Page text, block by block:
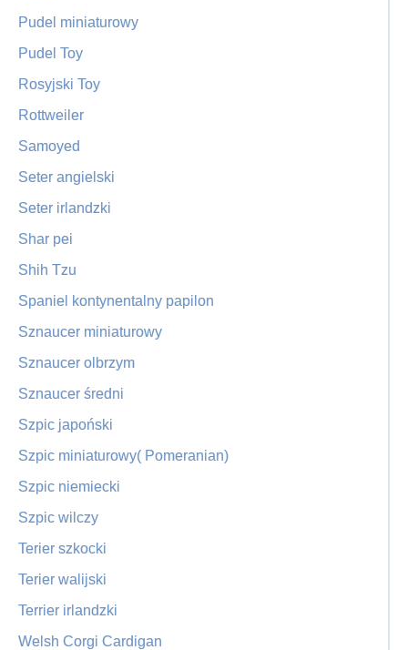
Pudel miniaturowy
Pudel Toy
Rosyjski Toy
Rottweiler
Samoyed
Seter angielski
Seter irlandzki
Shar pei
Shih Tzu
Spaniel kontynentalny papilon
Sznaucer miniaturowy
Sznaucer olbrzym
Sznaucer średni
Szpic japoński
Szpic miniaturowy( Pomeranian)
Szpic niemiecki
Szpic wilczy
Terier szkocki
Terier walijski
Terrier irlandzki
Welsh Corgi Cardigan